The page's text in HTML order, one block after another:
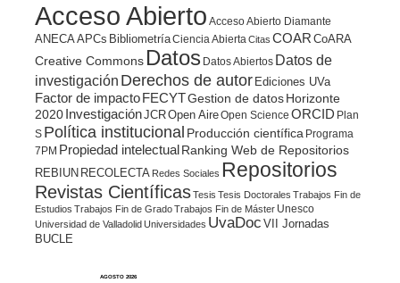
Acceso Abierto Acceso Abierto Diamante
ANECAAPCs BibliometríaCiencia Abierta Citas COAR CoARA
Creative Commons Datos Datos Abiertos Datos de
investigación Derechos de autor Ediciones UVa
Factor de impacto FECYTGestion de datosHorizonte
2020 InvestigaciónJCROpen AireOpen Science ORCID Plan
S Política institucional Producción científica Programa
7PM Propiedad intelectualRanking Web de Repositorios
REBIUN RECOLECTA Redes Sociales Repositorios
Revistas CientíficasTesis Tesis Doctorales Trabajos Fin de
Estudios Trabajos Fin de GradoTrabajos Fin de Máster Unesco
Universidad de Valladolid Universidades UvaDoc VII Jornadas
BUCLE
AGOSTO 2026